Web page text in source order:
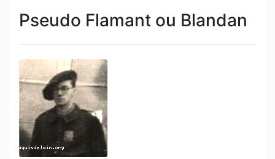
Pseudo Flamant ou Blandan